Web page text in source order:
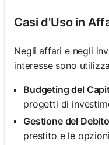
Casi d'Uso in
Negli affari e negli
interesse sono
Budgeting del
progetti di
Gestione del Debito
prestito e le